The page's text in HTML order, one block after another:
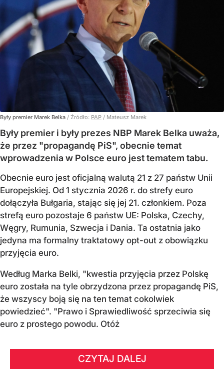
Były premier Marek Belka / Źródło: PAP / Mateusz Marek
Były premier i były prezes NBP Marek Belka uważa,
że przez "propagandę PiS", obecnie temat
wprowadzenia w Polsce euro jest tematem tabu.
Obecnie euro jest oficjalną walutą 21 z 27 państw Unii
Europejskiej. Od 1 stycznia 2026 r. do strefy euro
dołączyła Bułgaria, stając się jej 21. członkiem. Poza
strefą euro pozostaje 6 państw UE: Polska, Czechy,
Węgry, Rumunia, Szwecja i Dania. Ta ostatnia jako
jedyna ma formalny traktatowy opt-out z obowiązku
przyjęcia euro.
Według Marka Belki, "kwestia przyjęcia przez Polskę
euro została na tyle obrzydzona przez propagandę PiS,
że wszyscy boją się na ten temat cokolwiek
powiedzieć". "Prawo i Sprawiedliwość sprzeciwia się
euro z prostego powodu. Otóż
CZYTAJ DALEJ